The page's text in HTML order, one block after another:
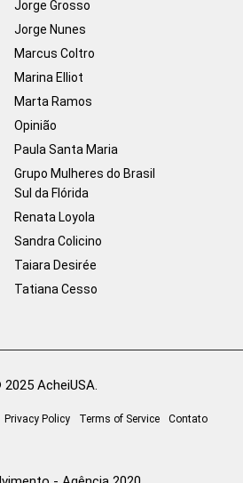
Jorge Grosso
Jorge Nunes
Marcus Coltro
Marina Elliot
Marta Ramos
Opinião
Paula Santa Maria
Grupo Mulheres do Brasil
Sul da Flórida
Renata Loyola
Sandra Colicino
Taiara Desirée
Tatiana Cesso
AcheiUSA.
Privacy Policy Terms of Service Contato